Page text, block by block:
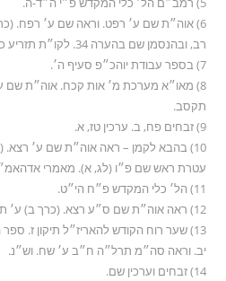
6) אוה״ת שם ע׳ רפט. וראה שם ע׳ רפח.
רב, ובהנסמן שם בהערה 34. לקו״ת תזריע כב, ריש ע״ב.
7) בספר עבודת יוהכ״פ סעיף ה׳.
8) מאו״א מערכת מ׳ אות קכח. אוה״ת שם
תקסב.
9) זבחים פח, ב. ערכין טז, א.
10) בהבא לקמן – ראה אוה״ת שם ע׳
עטרת ראש שם פ״ו (לג, א). מאמרי
11) הל׳ כלי המקדש פ״ח הי״ט.
12) ראה אוה״ת שם ס״ע רצא. (כרך ב) ע׳ תקסג.
13) שער רוח הקודש להאריז״ל תיקון ז.
יב. וראה סה״מ תרל״ה ח״ב ע׳ שח. וש״נ.
14) זבחים וערכין שם.